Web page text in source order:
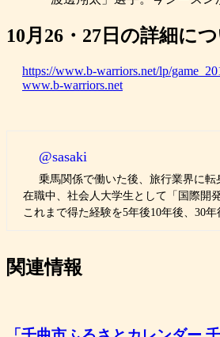
10月26・27日の詳細に
https://www.b-warriors.net/lp/
www.b-warriors.net
@sasaki
乗馬関係で働いた後、旅行業界に転
在職中、社会人大学生として「国際開
これまで得た経験を5年後10年後、30
関連情報